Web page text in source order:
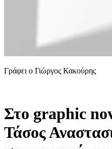
Γράφει ο Γιώργος Κακούρης
Στο graphic
Τάσος